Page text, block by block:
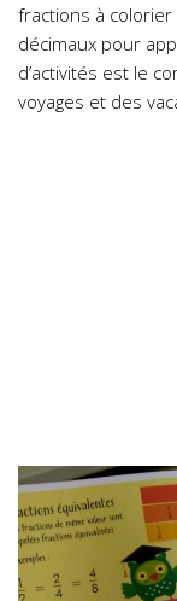
fractions à
décimaux pour
d’activités est le
voyages et des